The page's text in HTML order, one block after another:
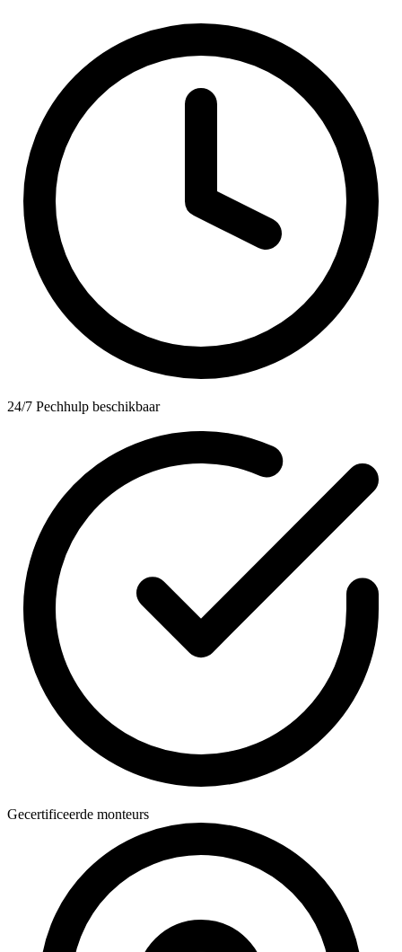
24/7 Pechhulp beschikbaar
Gecertificeerde monteurs